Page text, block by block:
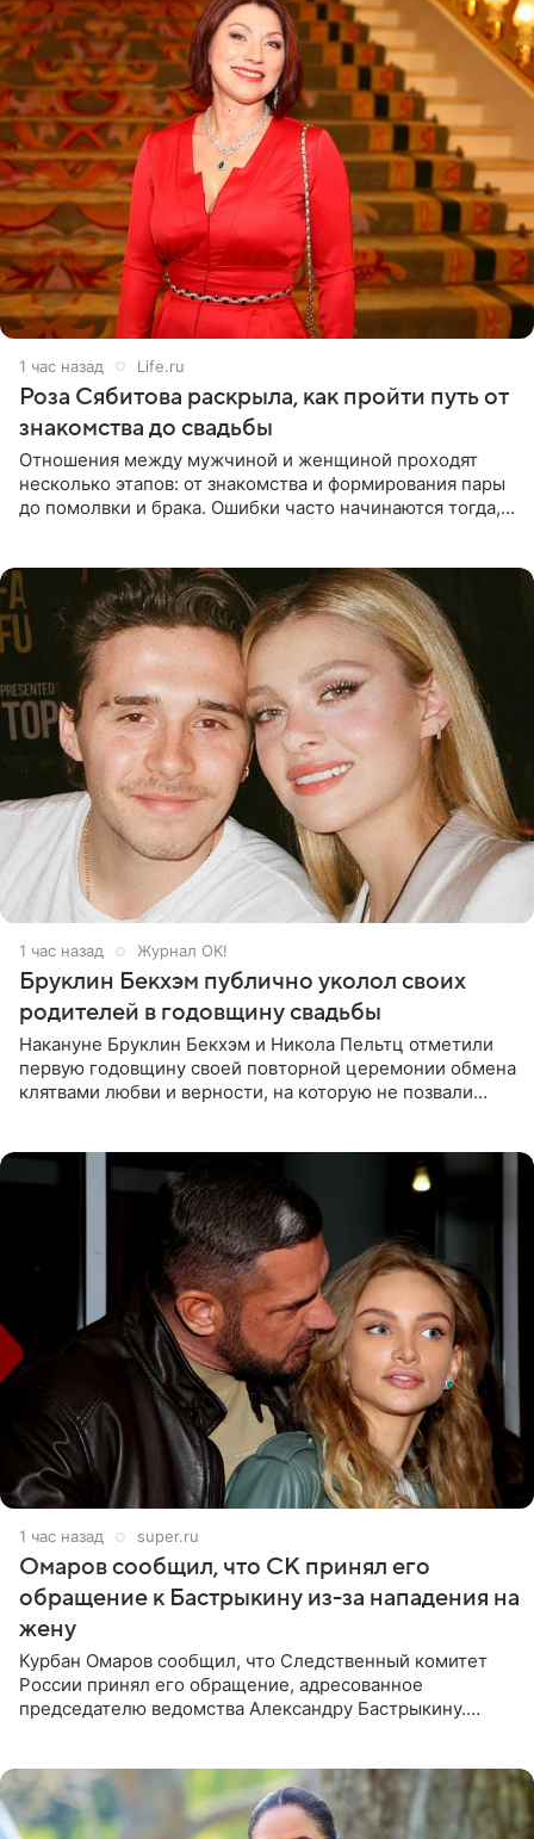
1 час назад Life.ru
Роза Сябитова раскрыла, как пройти путь от
знакомства до свадьбы
Отношения между мужчиной и женщиной проходят
несколько этапов: от знакомства и формирования пары
до помолвки и брака. Ошибки часто начинаются тогда,
1 час назад Журнал OK!
Бруклин Бекхэм публично уколол своих
родителей в годовщину свадьбы
Накануне Бруклин Бекхэм и Никола Пельтц отметили
первую годовщину своей повторной церемонии обмена
клятвами любви и верности, на которую не позвали
1 час назад super.ru
Омаров сообщил, что СК принял его
обращение к Бастрыкину из-за нападения на
жену
Курбан Омаров сообщил, что Следственный комитет
России принял его обращение, адресованное
председателю ведомства Александру Бастрыкину.